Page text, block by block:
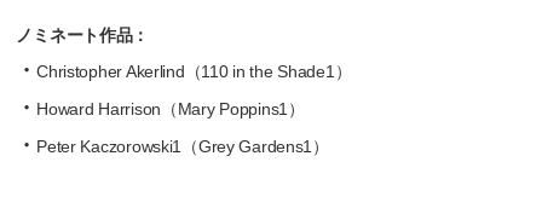
ノミネート作品：
Christopher Akerlind（110 in the Shade1）
Howard Harrison（Mary Poppins1）
Peter Kaczorowski1（Grey Gardens1）